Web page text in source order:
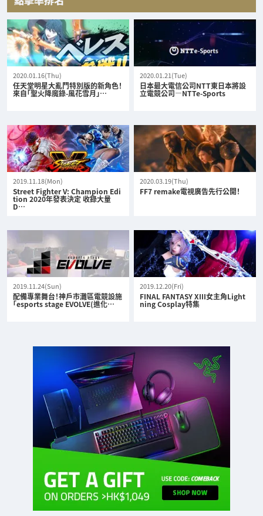
2020.01.16(Thu)
任天堂明星大亂鬥特別版的新角色！
來自「聖火降魔錄-風花雪月」…
2020.01.21(Tue)
日本最大電信公司NTT東日本將設
立電競公司—NTTe-Sports
2019.11.18(Mon)
Street Fighter V: Champion Edi
tion 2020年發表決定 收錄大量
D…
2020.03.19(Thu)
FF7 remake電視廣告先行公開！
2019.11.24(Sun)
配備專業舞台！神戶市灘區電競設施
「esports stage EVOLVE(進化…
2019.12.20(Fri)
FINAL FANTASY XIII女主角Light
ning Cosplay特集